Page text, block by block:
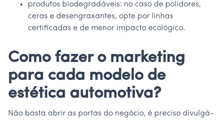
produtos biodegradáveis: no caso de polidores,
ceras e desengraxantes, opte por linhas
certificadas e de menor impacto ecológico.
Como fazer o marketing
para cada modelo de
estética automotiva?
Não basta abrir as portas do negócio, é preciso divulgá-